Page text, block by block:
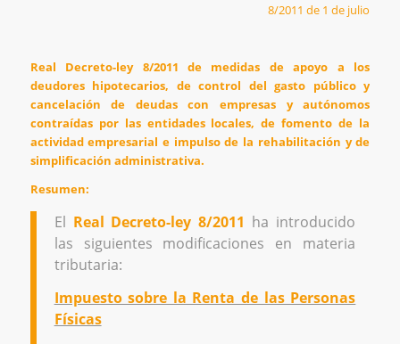
8/2011 de 1 de julio
Real Decreto-ley 8/2011 de medidas de apoyo a los
deudores hipotecarios, de control del gasto público y
cancelación de deudas con empresas y autónomos
contraídas por las entidades locales, de fomento de la
actividad empresarial e impulso de la rehabilitación y de
simplificación administrativa.
Resumen:
El Real Decreto-ley 8/2011 ha introducido
las siguientes modificaciones en materia
tributaria:
Impuesto sobre la Renta de las Personas
Físicas